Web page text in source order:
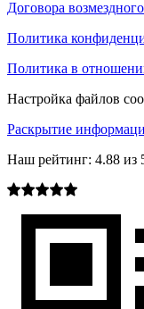
Договора
Политика
Политика в
Настройка файлов
Раскрытие
Наш рейтинг: 4.88 из